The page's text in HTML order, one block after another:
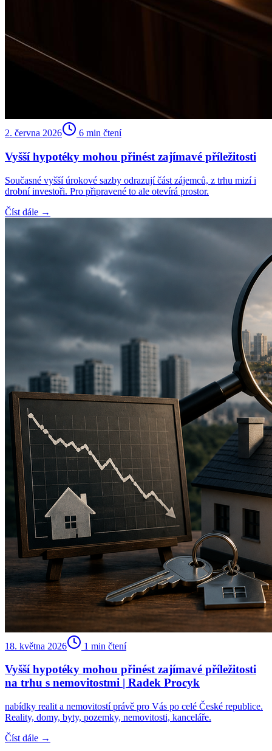
2. června 2026 6 min čtení
Vyšší hypotéky mohou přinést zajímavé příležitosti
Současné vyšší úrokové sazby odrazují část zájemců, z trhu mizí i
drobní investoři. Pro připravené to ale otevírá prostor.
Číst dále →
18. května 2026 1 min čtení
Vyšší hypotéky mohou přinést zajímavé příležitosti
na trhu s nemovitostmi | Radek Procyk
nabídky realit a nemovitostí právě pro Vás po celé České republice.
Reality, domy, byty, pozemky, nemovitosti, kanceláře.
Číst dále →